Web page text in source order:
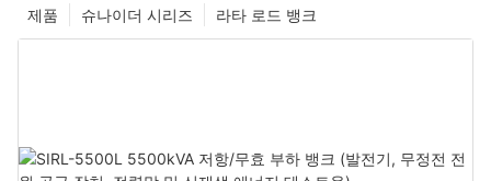
라타 로드 뱅크
슈나이더 시리즈
제품